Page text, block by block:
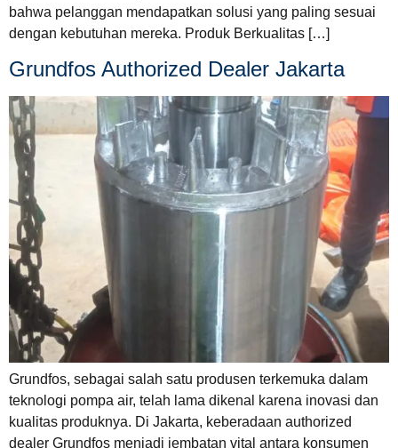
bahwa pelanggan mendapatkan solusi yang paling sesuai
dengan kebutuhan mereka. Produk Berkualitas […]
Grundfos Authorized Dealer Jakarta
Grundfos, sebagai salah satu produsen terkemuka dalam
teknologi pompa air, telah lama dikenal karena inovasi dan
kualitas produknya. Di Jakarta, keberadaan authorized
dealer Grundfos menjadi jembatan vital antara konsumen